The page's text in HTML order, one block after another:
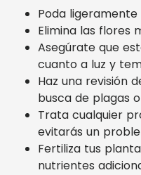
Poda ligeramente
Elimina las flores
Asegúrate que
cuanto a luz y
Haz una revisión
busca de plagas
Trata cualquier
evitarás un
Fertiliza tus
nutrientes